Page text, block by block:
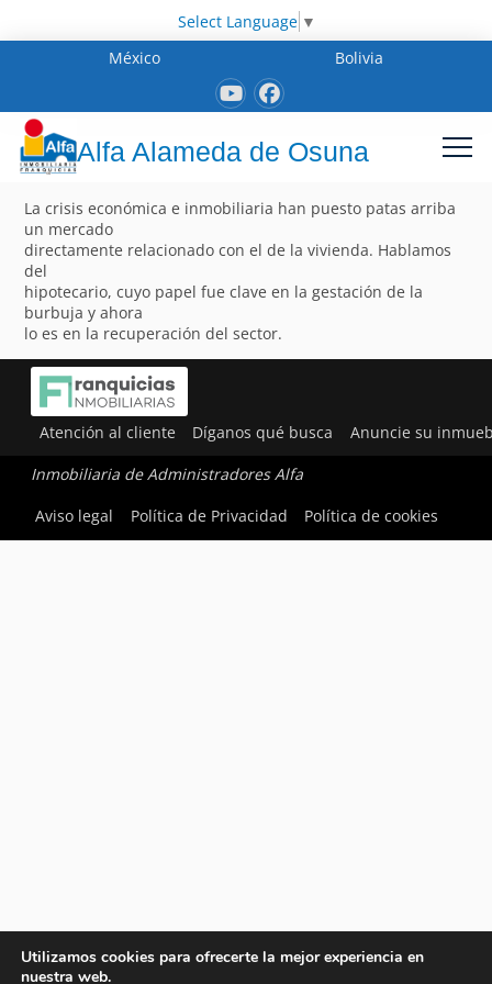
Select Language ▼
México
Bolivia
Alfa Alameda de Osuna
La crisis económica e inmobiliaria han puesto patas arriba
un mercado
directamente relacionado con el de la vivienda. Hablamos
del
hipotecario, cuyo papel fue clave en la gestación de la
burbuja y ahora
lo es en la recuperación del sector.
Atención al cliente Díganos qué busca Anuncie su
Inmobiliaria de Administradores Alfa
Aviso legal
Política de Privacidad Política de cookies
Utilizamos cookies para ofrecerte la mejor experiencia en
nuestra web.